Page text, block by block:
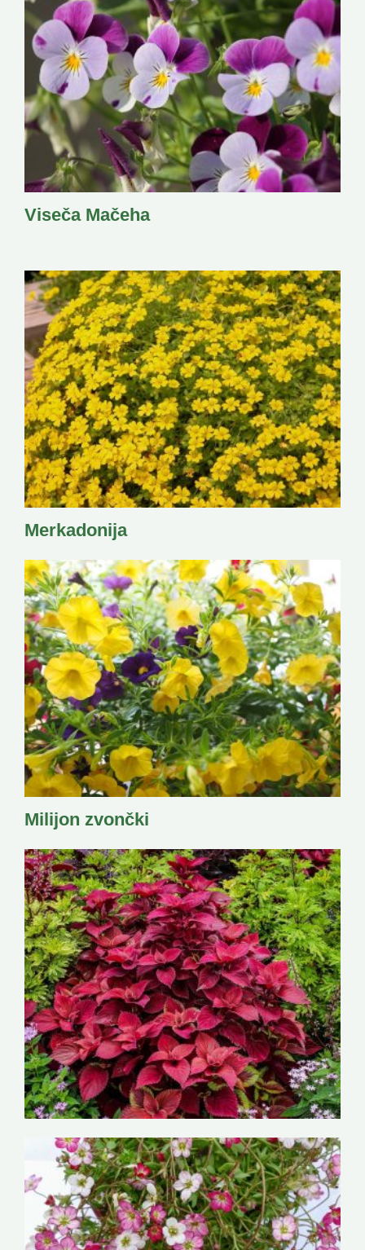
Viseča Mačeha
Merkadonija
Milijon zvončki
Moljevka – Plekantrus